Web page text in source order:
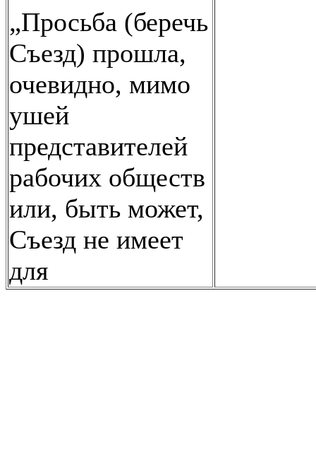
„Просьба (беречь
Съезд) прошла,
очевидно, мимо
ушей
представителей
рабочих обществ
или, быть может,
Съезд не имеет
для